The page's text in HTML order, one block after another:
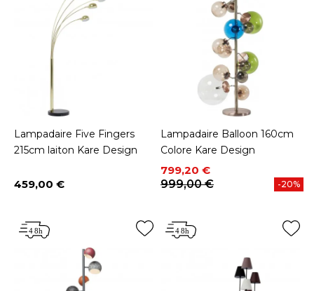
Lampadaire Five Fingers
215cm laiton Kare Design
Prix
459,00 €
Lampadaire Balloon 160cm
Colore Kare Design
Prix
799,20 €
Prix de base
999,00 €
-20%